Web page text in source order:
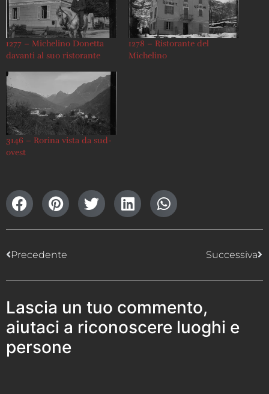
1277 – Michelino Donetta
davanti al suo ristorante
1278 – Ristorante del
Michelino
3146 – Rorina vista da sud-
ovest
Precedente Successiva
Lascia un tuo commento,
aiutaci a riconoscere luoghi e
persone